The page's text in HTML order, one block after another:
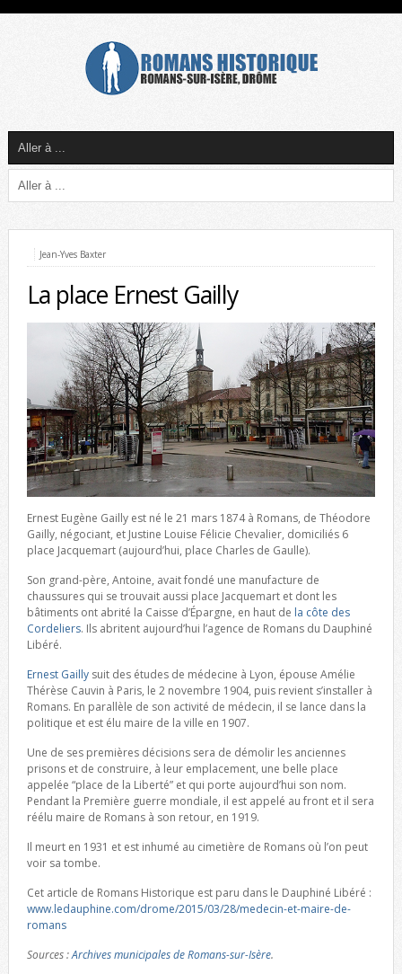
Jean-Yves Baxter
La place Ernest Gailly
Ernest Eugène Gailly est né le 21 mars 1874 à Romans, de Théodore
Gailly, négociant, et Justine Louise Félicie Chevalier, domiciliés 6
place Jacquemart (aujourd’hui, place Charles de Gaulle).
Son grand-père, Antoine, avait fondé une manufacture de
chaussures qui se trouvait aussi place Jacquemart et dont les
bâtiments ont abrité la Caisse d’Épargne, en haut de la côte des
Cordeliers. Ils abritent aujourd’hui l’agence de Romans du Dauphiné
Libéré.
Ernest Gaillysuit des études de médecine à Lyon, épouse Amélie
Thérèse Cauvin à Paris, le 2 novembre 1904, puis revient s’installer à
Romans. En parallèle de son activité de médecin, il se lance dans la
politique et est élu maire de la ville en 1907.
Une de ses premières décisions sera de démolir les anciennes
prisons et de construire, à leur emplacement, une belle place
appelée “place de la Liberté” et qui porte aujourd’hui son nom.
Pendant la Première guerre mondiale, il est appelé au front et il sera
réélu maire de Romans à son retour, en 1919.
Il meurt en 1931 et est inhumé au cimetière de Romans où l’on peut
voir sa tombe.
Cet article de Romans Historique est paru dans le Dauphiné Libéré :
www.ledauphine.com/drome/2015/03/28/medecin-et-maire-de-
romans
Sources :Archives municipales de Romans-sur-Isère.